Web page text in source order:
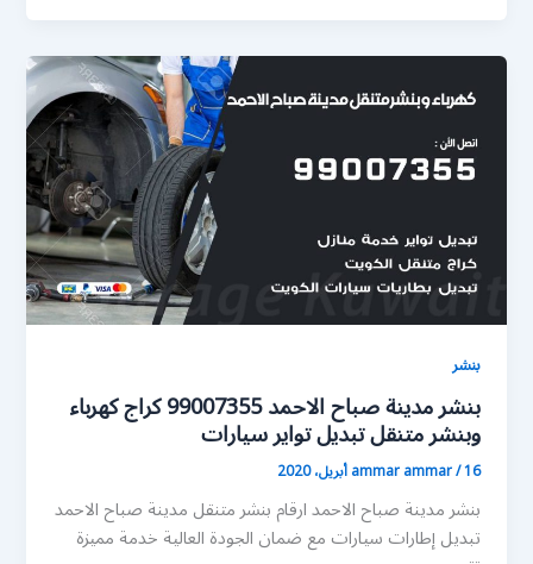
بنشر
بنشر مدينة صباح الاحمد 99007355 كراج كهرباء
وبنشر متنقل تبديل تواير سيارات
ammar ammar/16 أبريل، 2020
بنشر مدينة صباح الاحمد ارقام بنشر متنقل مدينة صباح الاحمد
تبديل إطارات سيارات مع ضمان الجودة العالية خدمة مميزة